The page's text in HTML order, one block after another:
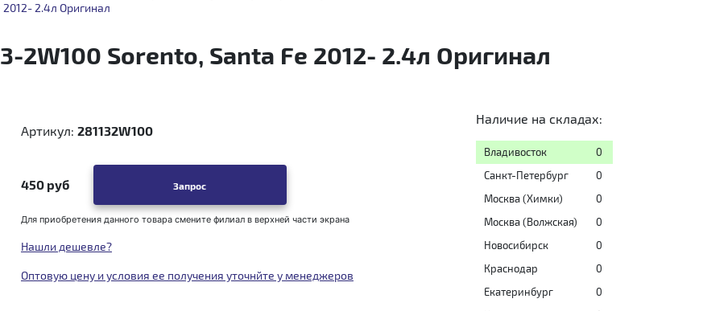
2.4л Оригинал
2W100 Sorento, Santa Fe 2012- 2.4л Оригинал
Артикул: 281132W100
450 руб Запрос
Для приобретения данного товара смените филиал в верхней части экрана
Нашли дешевле?
Оптовую цену и условия ее получения уточнйте у менеджеров
Наличие на складах:
Владивосток
0
Санкт-Петербург
0
Москва (Химки)
0
Москва (Волжская)
0
Новосибирск
0
Краснодар
0
Екатеринбург
0